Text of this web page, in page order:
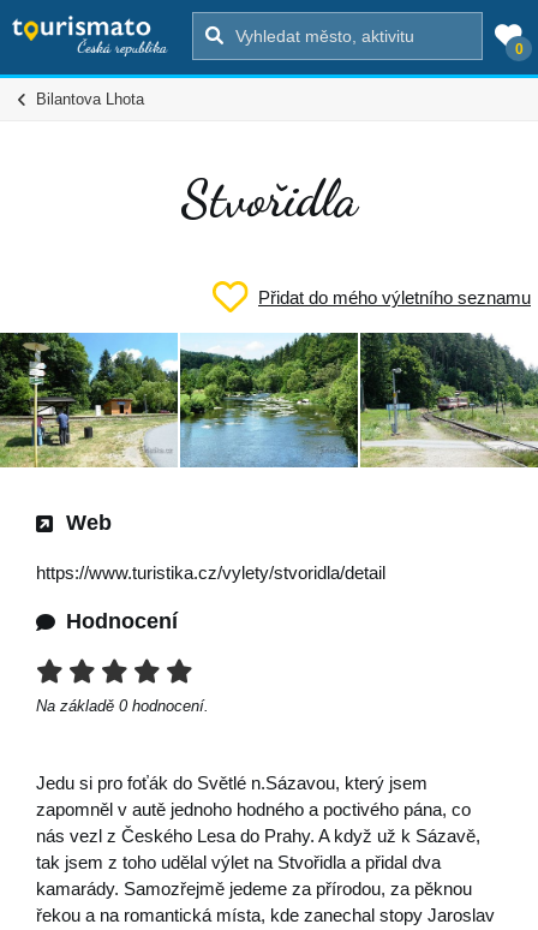
0
Bilantova Lhota
Stvořidla
Přidat do mého výletního seznamu
Web
https://www.turistika.cz/vylety/stvoridla/detail
Hodnocení
Na základě 0 hodnocení.
Jedu si pro foťák do Světlé n.Sázavou, který jsem
zapomněl v autě jednoho hodného a poctivého pána, co
nás vezl z Českého Lesa do Prahy. A když už k Sázavě,
tak jsem z toho udělal výlet na Stvořidla a přidal dva
kamarády. Samozřejmě jedeme za přírodou, za pěknou
řekou a na romantická místa, kde zanechal stopy Jaroslav